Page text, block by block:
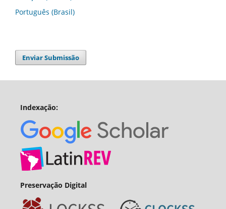
Português (Brasil)
Enviar Submissão
Indexação:
Preservação Digital